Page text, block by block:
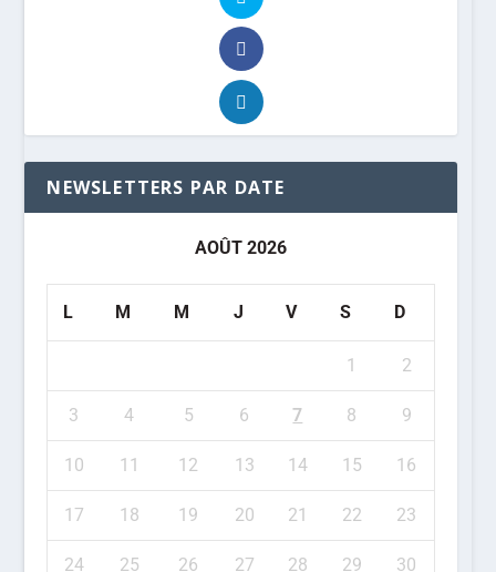
NEWSLETTERS PAR DATE
AOÛT 2026
L M M J V S D
1 2
3 4 5 6 7 8 9
10 11 12 13 14 15 16
17 18 19 20 21 22 23
24 25 26 27 28 29 30